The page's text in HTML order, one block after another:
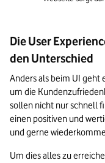
Die User
den Unterschied
Anders als beim UI geht
um die
sollen nicht nur schnell
einen positiven und
und gerne
Um dies alles zu